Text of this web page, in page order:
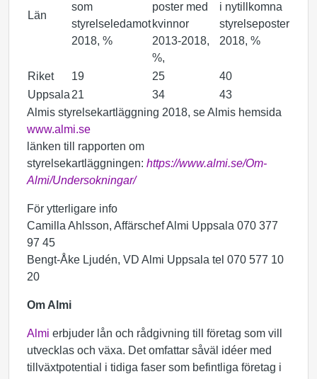
Län
som
styrelseledamot
2018, %
poster med
kvinnor
2013-2018,
%,
i nytillkomna
styrelseposter
2018, %
Riket 19 25
40
Uppsala 21 34
43
Almis styrelsekartläggning 2018, se Almis hemsida
www.almi.se
länken till rapporten om
styrelsekartläggningen: https://www.almi.se/Om-
Almi/Undersokningar/
För ytterligare info
Camilla Ahlsson, Affärschef Almi Uppsala 070 377
97 45
Bengt-Åke Ljudén, VD Almi Uppsala tel 070 577 10
20
Om Almi
Almi erbjuder lån och rådgivning till företag som vill
utvecklas och växa. Det omfattar såväl idéer med
tillväxtpotential i tidiga faser som befintliga företag i